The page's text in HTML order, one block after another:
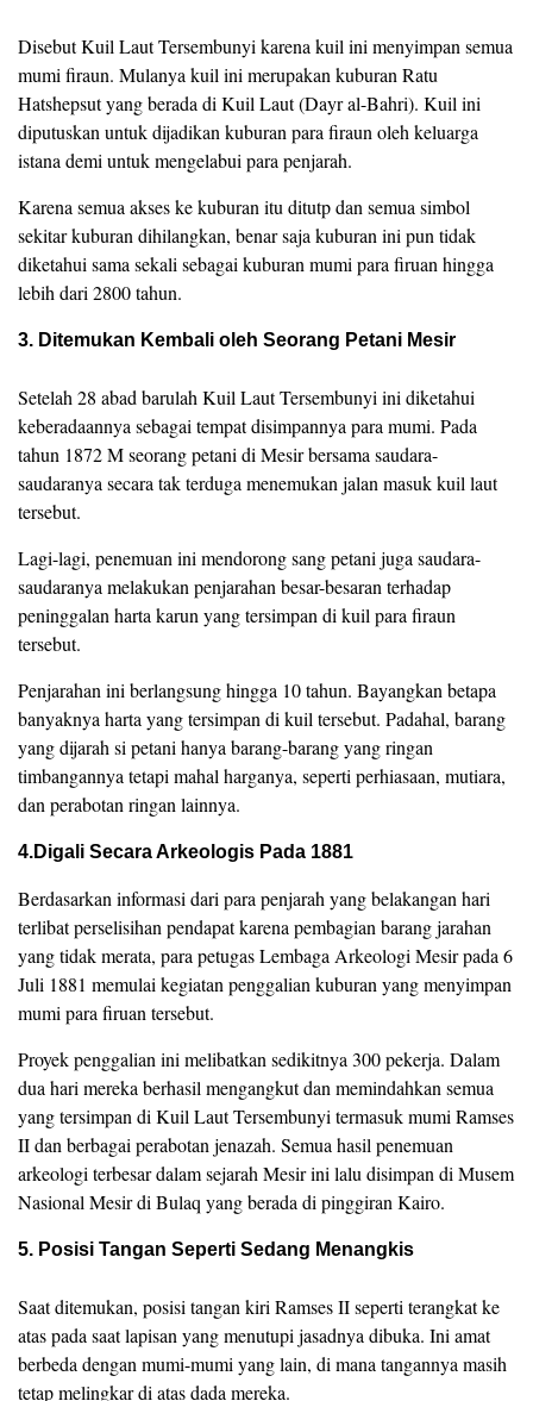
Disebut Kuil Laut Tersembunyi karena kuil ini menyimpan semua
mumi firaun. Mulanya kuil ini merupakan kuburan Ratu
Hatshepsut yang berada di Kuil Laut (Dayr al-Bahri). Kuil ini
diputuskan untuk dijadikan kuburan para firaun oleh keluarga
istana demi untuk mengelabui para penjarah.
Karena semua akses ke kuburan itu ditutp dan semua simbol
sekitar kuburan dihilangkan, benar saja kuburan ini pun tidak
diketahui sama sekali sebagai kuburan mumi para firuan hingga
lebih dari 2800 tahun.
3. Ditemukan Kembali oleh Seorang Petani Mesir
Setelah 28 abad barulah Kuil Laut Tersembunyi ini diketahui
keberadaannya sebagai tempat disimpannya para mumi. Pada
tahun 1872 M seorang petani di Mesir bersama saudara-
saudaranya secara tak terduga menemukan jalan masuk kuil laut
tersebut.
Lagi-lagi, penemuan ini mendorong sang petani juga saudara-
saudaranya melakukan penjarahan besar-besaran terhadap
peninggalan harta karun yang tersimpan di kuil para firaun
tersebut.
Penjarahan ini berlangsung hingga 10 tahun. Bayangkan betapa
banyaknya harta yang tersimpan di kuil tersebut. Padahal, barang
yang dijarah si petani hanya barang-barang yang ringan
timbangannya tetapi mahal harganya, seperti perhiasaan, mutiara,
dan perabotan ringan lainnya.
4.Digali Secara Arkeologis Pada 1881
Berdasarkan informasi dari para penjarah yang belakangan hari
terlibat perselisihan pendapat karena pembagian barang jarahan
yang tidak merata, para petugas Lembaga Arkeologi Mesir pada 6
Juli 1881 memulai kegiatan penggalian kuburan yang menyimpan
mumi para firuan tersebut.
Proyek penggalian ini melibatkan sedikitnya 300 pekerja. Dalam
dua hari mereka berhasil mengangkut dan memindahkan semua
yang tersimpan di Kuil Laut Tersembunyi termasuk mumi Ramses
II dan berbagai perabotan jenazah. Semua hasil penemuan
arkeologi terbesar dalam sejarah Mesir ini lalu disimpan di Musem
Nasional Mesir di Bulaq yang berada di pinggiran Kairo.
5. Posisi Tangan Seperti Sedang Menangkis
Saat ditemukan, posisi tangan kiri Ramses II seperti terangkat ke
atas pada saat lapisan yang menutupi jasadnya dibuka. Ini amat
berbeda dengan mumi-mumi yang lain, di mana tangannya masih
tetap melingkar di atas dada mereka.